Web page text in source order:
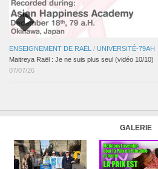
ENSEIGNEMENT DE RAËL / UNIVERSITÉ-79AH
Maitreya Raël : Je ne suis plus seul (vidéo 10/10)
07/07/26
GALERIE